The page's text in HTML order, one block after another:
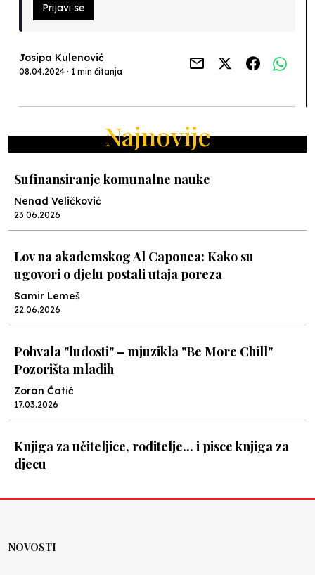
Prijavi se
Josipa Kulenović
08.04.2024 · 1 min čitanja
Najnovije
Sufinansiranje komunalne nauke
Nenad Veličković
23.06.2026
Lov na akademskog Al Caponea: Kako su
ugovori o djelu postali utaja poreza
Samir Lemeš
22.06.2026
Pohvala "ludosti" – mjuzikla "Be More Chill"
Pozorišta mladih
Zoran Ćatić
17.03.2026
Knjiga za učiteljice, roditelje... i pisce knjiga za
djecu
08.03.2026
U Sarajevu, o obrazovanju u budućnosti / o
NOVOSTI